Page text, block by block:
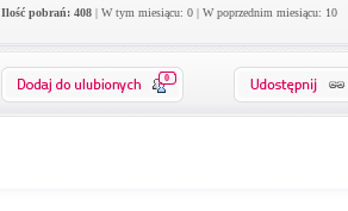
Ilość pobrań: 408| W tym miesiącu: 0 | W poprzednim miesiącu: 10
0